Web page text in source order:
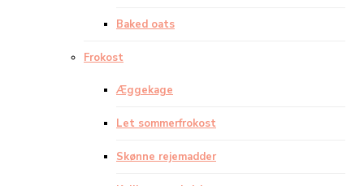
Baked oats
Frokost
Æggekage
Let sommerfrokost
Skønne rejemadder